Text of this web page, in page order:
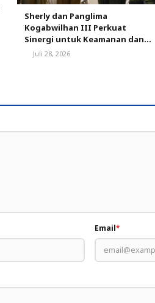
Sherly dan Panglima
Kogabwilhan III Perkuat
Sinergi untuk Keamanan dan
Pembangunan Malut
Juli 28, 2026
Email*